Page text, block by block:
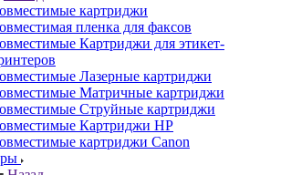
картриджи
пленка для факсов
Картриджи для этикет-
Лазерные картриджи
Матричные картриджи
Струйные картриджи
Картриджи HP
картриджи Canon